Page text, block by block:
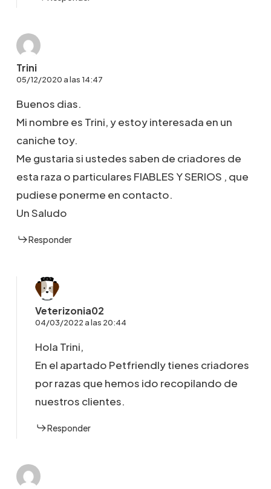
Trini
05/12/2020 a las 14:47
Buenos dias.
Mi nombre es Trini, y estoy interesada en un
caniche toy.
Me gustaria si ustedes saben de criadores de
esta raza o particulares FIABLES Y SERIOS , que
pudiese ponerme en contacto.
Un Saludo
Responder
Veterizonia02
04/03/2022 a las 20:44
Hola Trini,
En el apartado Petfriendly tienes criadores
por razas que hemos ido recopilando de
nuestros clientes.
Responder